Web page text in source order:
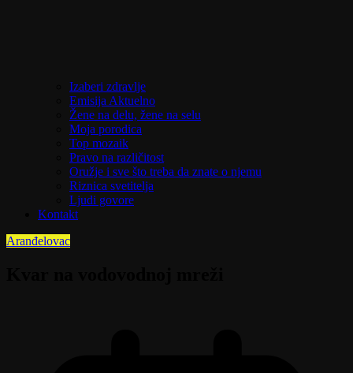
Izaberi zdravlje
Emisija Aktuelno
Žene na delu, žene na selu
Moja porodica
Top mozaik
Pravo na različitost
Oružje i sve što treba da znate o njemu
Riznica svetitelja
Ljudi govore
Kontakt
Aranđelovac